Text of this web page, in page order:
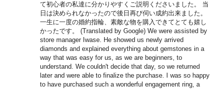
て初心者の私達に分かりやすくご説明くださいました。 当
日は決められなかったので後日再び伺い成約出来ました。
一生に一度の婚約指輪、素敵な物を購入できてとても嬉し
かったです。 (Translated by Google) We were assisted by
store manager Iwase. He showed us newly arrived
diamonds and explained everything about gemstones in a
way that was easy for us, as we are beginners, to
understand. We couldn't decide that day, so we returned
later and were able to finalize the purchase. I was so happy
to have purchased such a wonderful engagement ring, a